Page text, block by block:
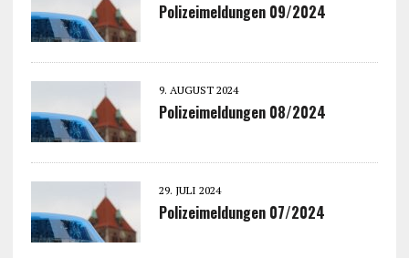
Polizeimeldungen 09/2024
9. AUGUST 2024
Polizeimeldungen 08/2024
29. JULI 2024
Polizeimeldungen 07/2024